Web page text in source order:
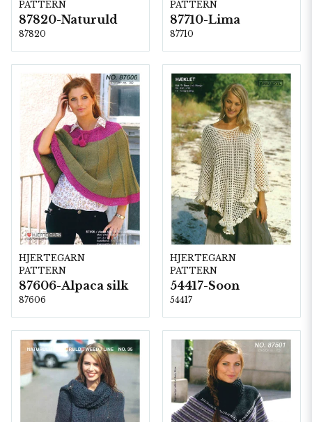
PATTERN
87820-Naturuld
87820
PATTERN
87710-Lima
87710
HJERTEGARN
PATTERN
87606-Alpaca silk
87606
HJERTEGARN
PATTERN
54417-Soon
54417